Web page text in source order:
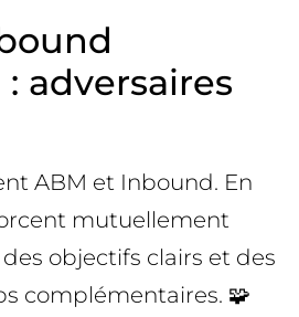
adversaires
ABM et Inbound. En
mutuellement
des objectifs clairs et des
complémentaires. 🧩